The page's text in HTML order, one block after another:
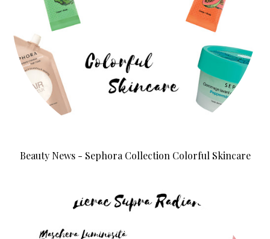
Beauty News - Sephora Collection Colorful Skincare